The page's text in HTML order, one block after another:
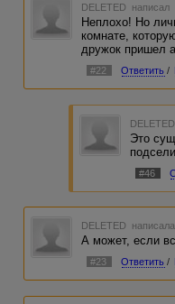
DELETED написал
Неплохо! Но
комнате,
дружок пришел
#22 Ответить /
DELETED
Это
#46
DELETED
А может, если
#23 Ответить /